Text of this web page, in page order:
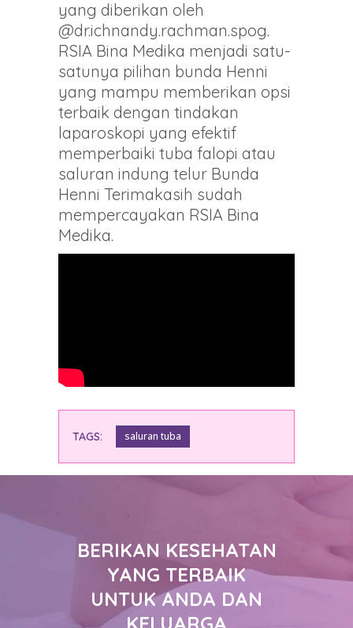
yang diberikan oleh
@dr.ichnandy.rachman.spog.
RSIA Bina Medika menjadi satu-
satunya pilihan bunda Henni
yang mampu memberikan opsi
terbaik dengan tindakan
laparoskopi yang efektif
memperbaiki tuba falopi atau
saluran indung telur Bunda
Henni Terimakasih sudah
mempercayakan RSIA Bina
Medika.
TAGS: saluran tuba
BERIKAN KESEHATAN
YANG TERBAIK
UNTUK ANDA DAN
KELUARGA